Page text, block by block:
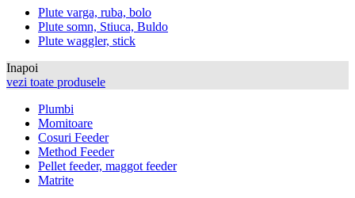
Plute varga, ruba, bolo
Plute somn, Stiuca, Buldo
Plute waggler, stick
Inapoi
vezi toate produsele
Plumbi
Momitoare
Cosuri Feeder
Method Feeder
Pellet feeder, maggot feeder
Matrite